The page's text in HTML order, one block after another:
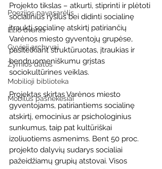
Poezijos pavasarėlis
Ežio dvaras
Gyvieji archyvai
Žymios datos
Mobilioji biblioteka
Mobilūs pašnekesiai
Projekto tikslas – atkurti, stiprinti ir plėtoti
socialinius ryšius bei didinti socialinę
įtrauktį socialinę atskirtį patiriančių
Varėnos miesto gyventojų grupėse,
pasitelkiant struktūruotas, įtraukias ir
bendruomeniškumu grįstas
sociokultūrines veiklas.
Projektas skirtas Varėnos miesto
gyventojams, patiriantiems socialinę
atskirtį, emocinius ar psichologinius
sunkumus, taip pat kultūriškai
izoliuotiems asmenims. Bent 50 proc.
projekto dalyvių sudarys socialiai
pažeidžiamų grupių atstovai. Visos